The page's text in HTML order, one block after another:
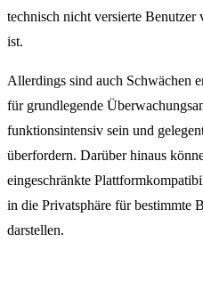
technisch nicht versierte Benutzer
ist.
Allerdings sind auch Schwächen
für grundlegende
funktionsintensiv sein und
überfordern. Darüber hinaus
eingeschränkte
in die Privatsphäre für bestimmte
darstellen.